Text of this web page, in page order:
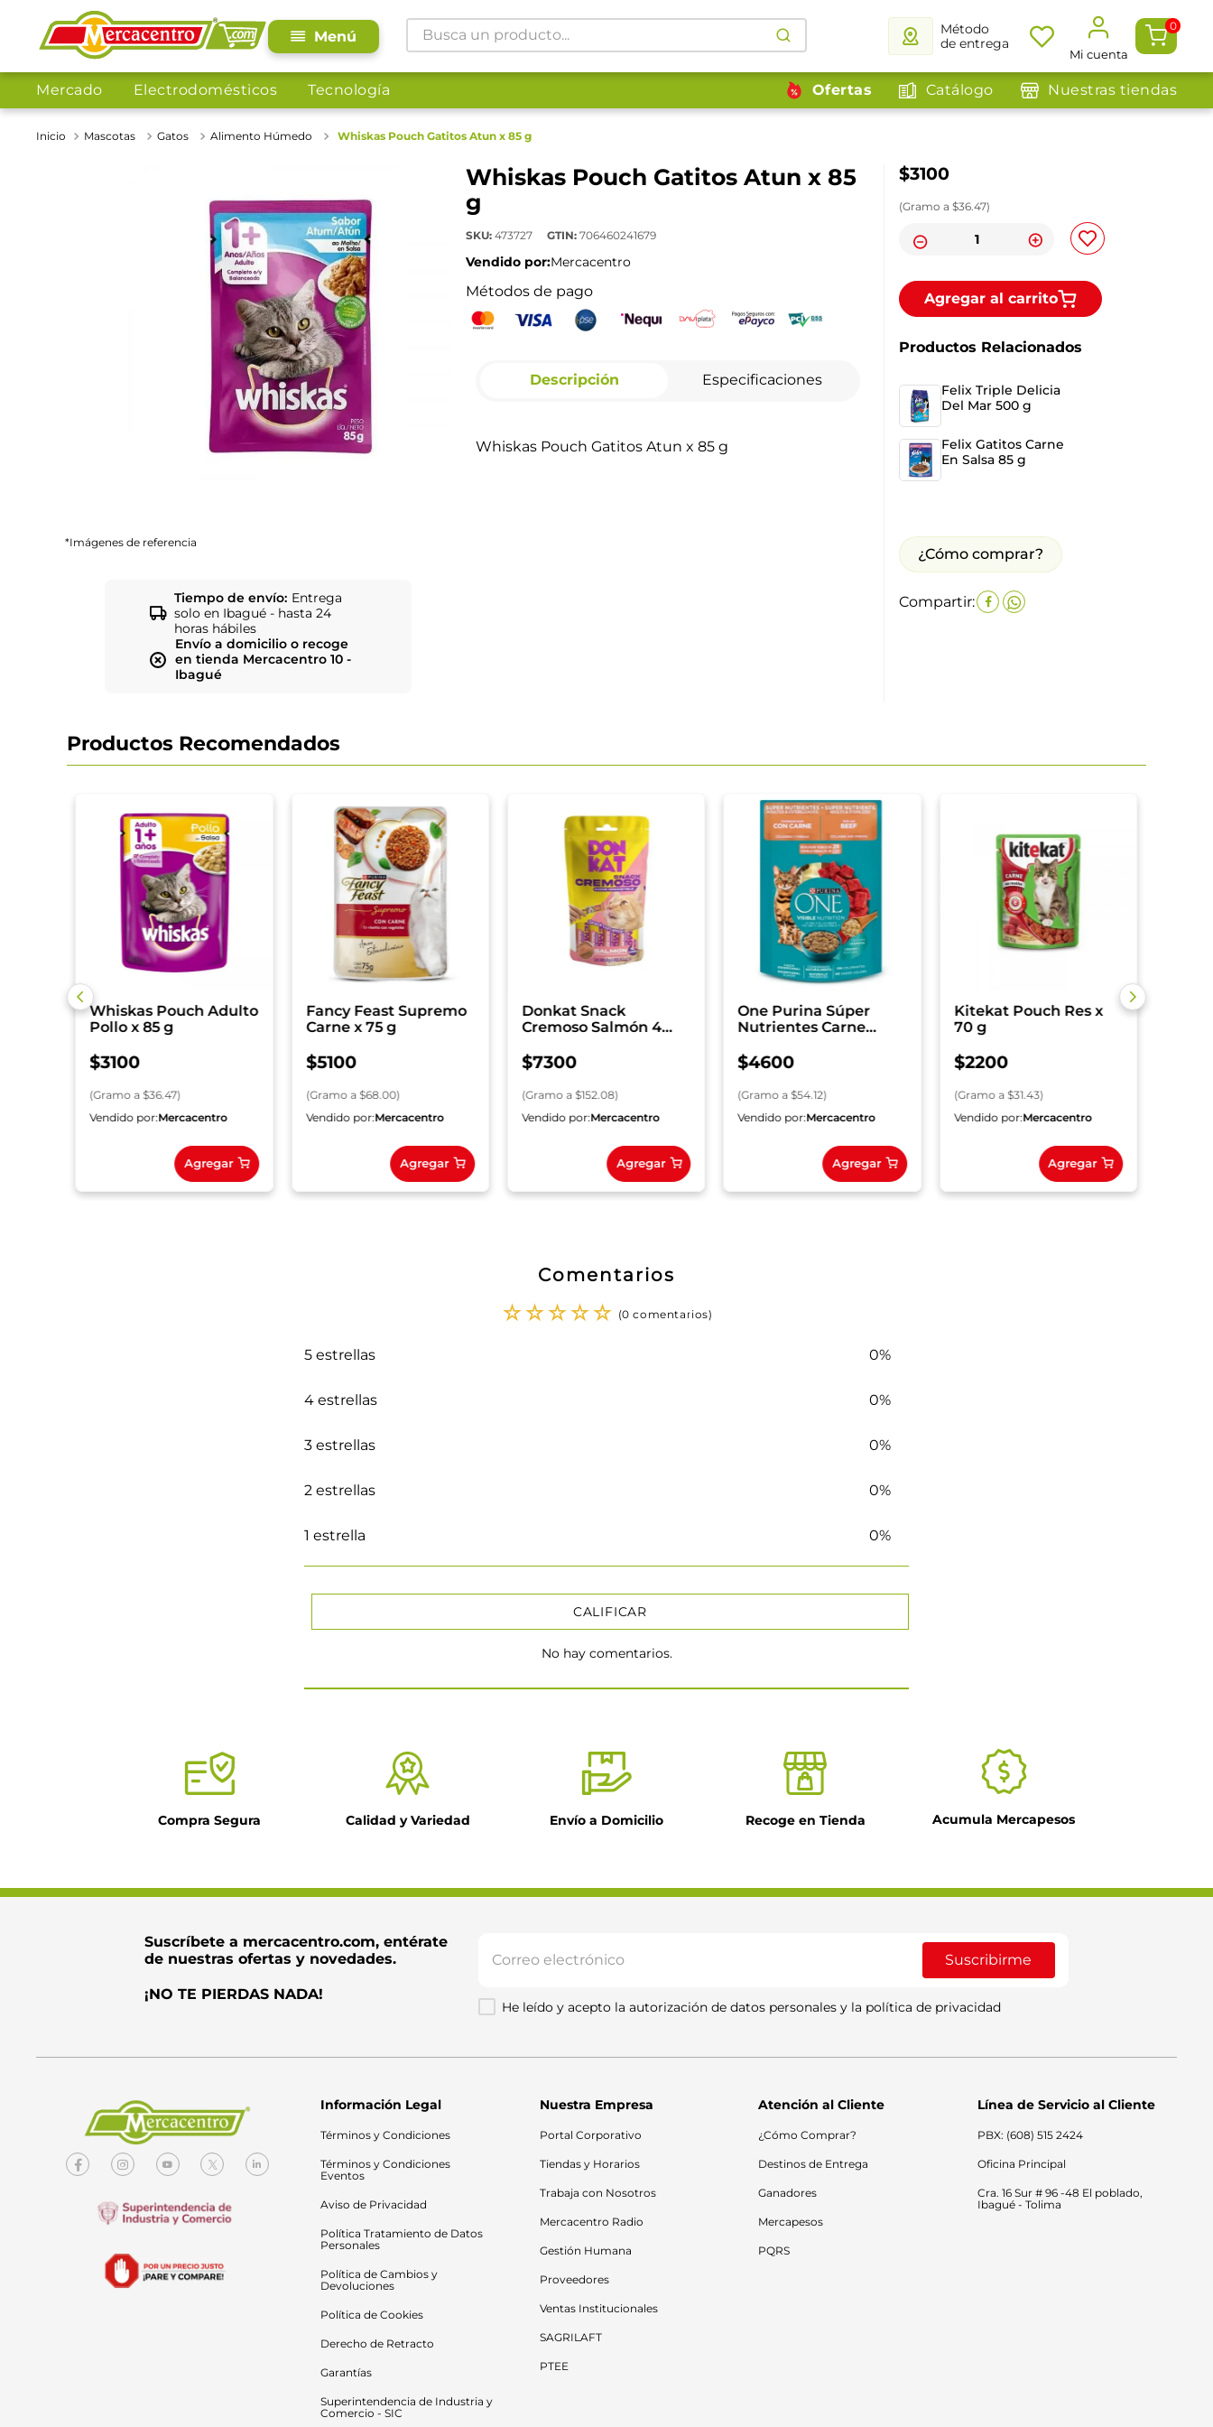
Busca un producto...
Método
de entrega
Mi cuenta
0
Mercado Electrodomésticos Tecnología Ofertas Catálogo Nuestras tiendas
Mascotas Gatos Alimento Húmedo Whiskas Pouch Gatitos Atun x 85 g
*Imágenes de referencia
Tiempo de envío: Entrega
solo en Ibagué - hasta 24
horas hábiles
Envío a domicilio o recoge
en tienda Mercacentro 10 -
Ibagué
Whiskas Pouch Gatitos Atun x 85
g
SKU: 473727 GTIN: 706460241679
Vendido por:Mercacentro
Métodos de pago
Descripción Especificaciones
Whiskas Pouch Gatitos Atun x 85 g
$3100
(Gramo a $36.47)
Agregar al carrito
Productos Relacionados
Felix Triple Delicia
Del Mar 500 g
Felix Gatitos Carne
En Salsa 85 g
¿Cómo comprar?
Compartir:
Productos Recomendados
Whiskas Pouch Adulto
Pollo x 85 g
$3100
(Gramo a $36.47)
Vendido por:Mercacentro
Agregar
Fancy Feast Supremo
Carne x 75 g
$5100
(Gramoa $68.00)
Vendido por:Mercacentro
Agregar
Donkat Snack
Cremoso Salmón 4
$7300
(Gramo a $152.08)
Vendido por:Mercacentro
Agregar
One Purina Súper
Nutrientes Carne
Esterilizado x 85 g
$4600
(Gramo a $54.12)
Vendido por:Mercacentro
Agregar
Kitekat Pouch Res x
70 g
$2200
(Gramo a $31.43)
Vendido por:Mercacentro
Agregar
Comentarios
☆☆☆☆☆ (0 comentarios)
5 estrellas 0%
4 estrellas 0%
3 estrellas 0%
2 estrellas 0%
1 estrella 0%
CALIFICAR
Dirección de email
Escribe un comentario
Enviar comentario
No hay comentarios.
Compra Segura Calidad y Variedad Envío a Domicilio Recoge en Tienda Acumula Mercapesos
Suscríbete a mercacentro.com, entérate
de nuestras ofertas y novedades.
¡NO TE PIERDAS NADA!
Suscribirme
He leído y acepto la autorización de datos personales y la política de privacidad
Información Legal
Términos y Condiciones
Términos y Condiciones
Eventos
Aviso de Privacidad
Política Tratamiento de Datos
Personales
Política de Cambios y
Devoluciones
Política de Cookies
Derecho de Retracto
Garantías
Superintendencia de Industria y
Comercio - SIC
Nuestra Empresa
Portal Corporativo
Tiendas y Horarios
Trabaja con Nosotros
Mercacentro Radio
Gestión Humana
Proveedores
Ventas Institucionales
SAGRILAFT
PTEE
Atención al Cliente
¿Cómo Comprar?
Destinos de Entrega
Ganadores
Mercapesos
PQRS
Línea de Servicio al Cliente
PBX: (608) 515 2424
Oficina Principal
Cra. 16 Sur # 96 -48 El poblado,
Ibagué - Tolima